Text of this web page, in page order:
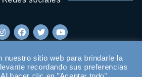
nuestro sitio web para brindarle la
recordando sus preferencias